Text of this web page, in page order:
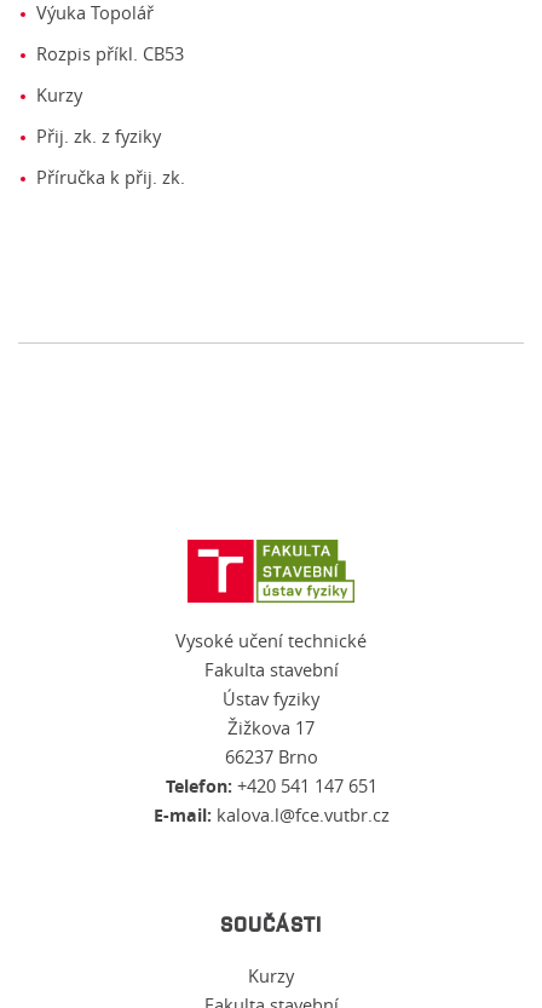
Výuka Topolář
Rozpis příkl. CB53
Kurzy
Přij. zk. z fyziky
Příručka k přij. zk.
Vysoké učení technické
Fakulta stavební
Ústav fyziky
Žižkova 17
66237 Brno
Telefon: +420 541 147 651
E-mail: kalova.l@fce.vutbr.cz
SOUČÁSTI
Kurzy